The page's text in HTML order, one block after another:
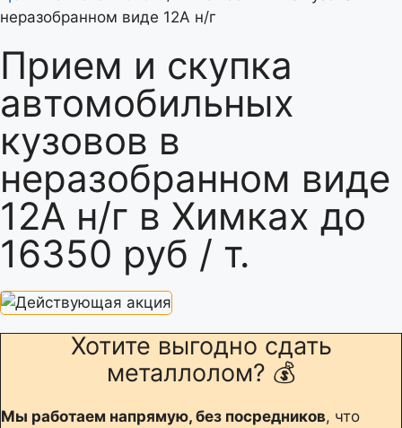
неразобранном виде 12А н/г
Прием и скупка
автомобильных
кузовов в
неразобранном виде
12А н/г в Химках до
16350 руб / т.
Хотите выгодно сдать
металлолом? 💰
Мы работаем напрямую, без посредников, что